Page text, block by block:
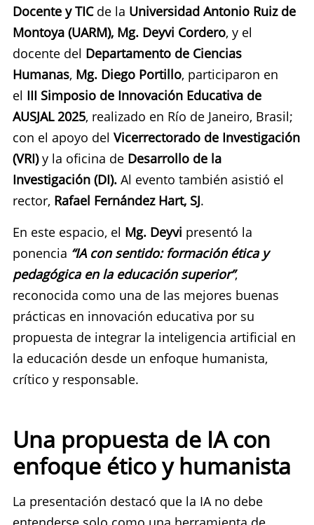
Docente y TICde la Universidad Antonio Ruiz de
Montoya (UARM), Mg. Deyvi Cordero, y el
docente del Departamento de Ciencias
Humanas, Mg. Diego Portillo, participaron en
el III Simposio de Innovación Educativa de
AUSJAL 2025, realizado en Río de Janeiro, Brasil;
con el apoyo del Vicerrectorado de Investigación
(VRI)y la oficina de Desarrollo de la
Investigación (DI). Al evento también asistió el
rector, Rafael Fernández Hart, SJ.
En este espacio, el Mg. Deyvi presentó la
ponencia “IA con sentido: formación ética y
pedagógica en la educación superior”,
reconocida como una de las mejores buenas
prácticas en innovación educativa por su
propuesta de integrar la inteligencia artificial en
la educación desde un enfoque humanista,
crítico y responsable.
Una propuesta de IA con
enfoque ético y humanista
La presentación destacó que la IA no debe